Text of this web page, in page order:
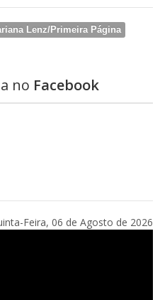
Lenz/Primeira Página
no Facebook
Feira, 06 de Agosto de 2026